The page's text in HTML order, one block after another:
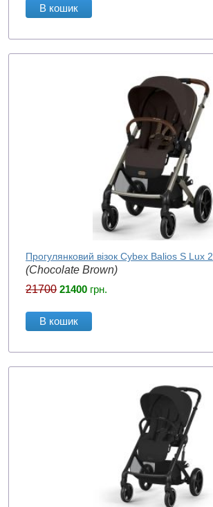
В кошик
Прогулянковий візок Cybex Balios S Lux 2
(Chocolate Brown)
21700 21400 грн.
В кошик